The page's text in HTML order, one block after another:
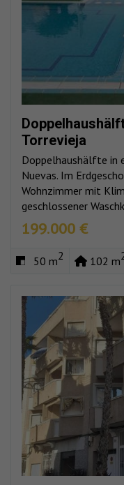
Torrevieja
Doppelhaushälfte in
Nuevas. Im
Wohnzimmer mit
geschlossener
199.000 €
50 m2 102 m